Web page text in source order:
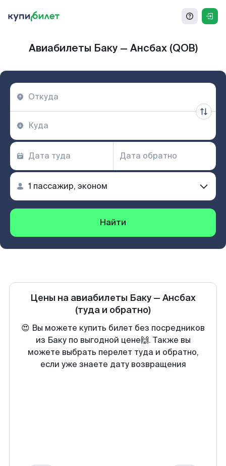
Авиабилеты Баку — Ансбах (QOB)
Найти
Цены на авиабилеты Баку — Ансбах
(туда и обратно)
😍 Вы можете купить билет без посредников
из Баку по выгодной цене🙌. Также вы
можете выбрать перелет туда и обратно,
если уже знаете дату возвращения